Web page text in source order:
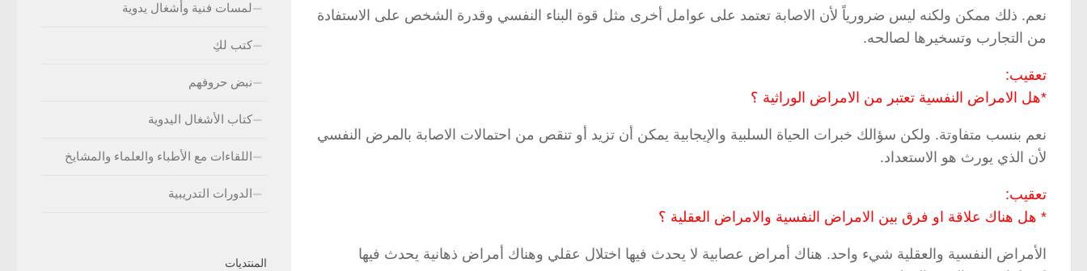
نعم. ذلك ممكن ولكنه ليس ضرورياً لأن الاصابة تعتمد على عوامل أخرى مثل قوة البناء النفسي وقدرة الشخص على الاستفادة
من التجارب وتسخيرها لصالحه.
تعقيب:
*هل الامراض النفسية تعتبر من الامراض الوراثية ؟
نعم بنسب متفاوتة. ولكن سؤالك خبرات الحياة السلبية والإيجابية يمكن أن تزيد أو تنقص من احتمالات الاصابة بالمرض النفسي
لأن الذي يورث هو الاستعداد.
تعقيب:
* هل هناك علاقة او فرق بين الامراض النفسية والامراض العقلية ؟
الأمراض النفسية والعقلية شيء واحد. هناك أمراض عصابية لا يحدث فيها اختلال عقلي وهناك أمراض ذهانية يحدث فيها
لمسات فنية وأشغال يدوية
كتب لكِ
نبض حروفهم
كتاب الأشغال اليدوية
اللقاءات مع الأطباء والعلماء والمشايخ
الدورات التدريبية
المنتديات